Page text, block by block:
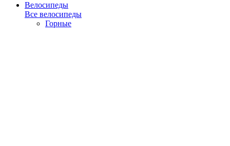
Велосипеды
Все велосипеды
Горные